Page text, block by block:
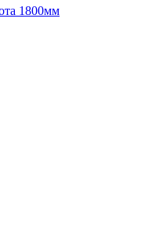
1800мм